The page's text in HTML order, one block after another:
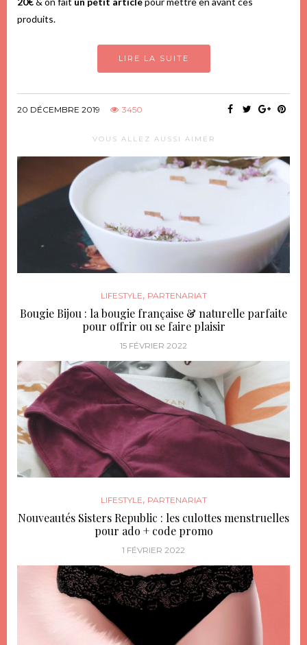
produits.
LIRE LA SUITE
20 DÉCEMBRE 2019 3450
VOUS ALLEZ AUSSI AIMER
LIFESTYLE, PARTENARIAT
Bougie Bijou : la bougie française & naturelle parfaite
pour offrir ou se faire plaisir
15 FÉVRIER 2022
LIFESTYLE, PARTENARIAT
Nouveautés Sisters Republic : les culottes menstruelles
pour ado + code promo
1 FÉVRIER 2022